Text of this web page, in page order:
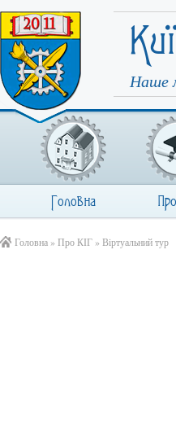
Наше
Головна
Головна » Про КІГ » Віртуальний тур